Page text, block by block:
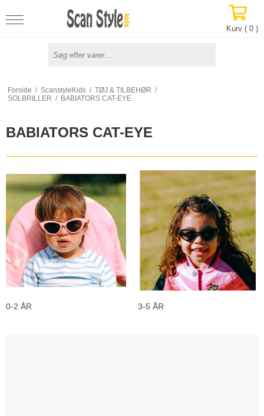
Kurv ( 0 )
Forside / ScanstyleKids / TØJ & TILBEHØR /
SOLBRILLER / BABIATORS CAT-EYE
BABIATORS CAT-EYE
0-2 ÅR 3-5 ÅR